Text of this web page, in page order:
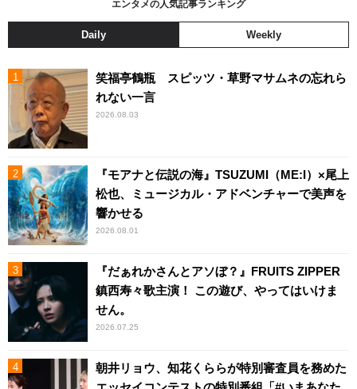
エンタメの人気記事ランキング
Daily Weekly
笑福亭鶴瓶 スピッツ・草野マサムネの忘れら
れない一言
2026.08.03
『モアナと伝説の海』TSUZUMI（ME:I）×尾上
松也、ミュージカル・アドベンチャーで美声を
響かせる
2026.08.01
『だぁれかさんとアソぼ？』FRUITS ZIPPER
鎮西寿々歌主演！ この遊び、やってはいけま
せん。
2026.07.25
朝井リョウ、知花くららが特別審査員を務めた